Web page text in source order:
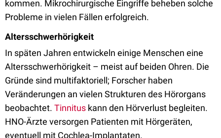
kommen. Mikrochirurgische Eingriffe beheben solche
Probleme in vielen Fällen erfolgreich.
Altersschwerhörigkeit
In späten Jahren entwickeln einige Menschen eine
Altersschwerhörigkeit – meist auf beiden Ohren. Die
Gründe sind multifaktoriell; Forscher haben
Veränderungen an vielen Strukturen des Hörorgans
beobachtet. Tinnitus kann den Hörverlust begleiten.
HNO-Ärzte versorgen Patienten mit Hörgeräten,
eventuell mit Cochlea-Implantaten.